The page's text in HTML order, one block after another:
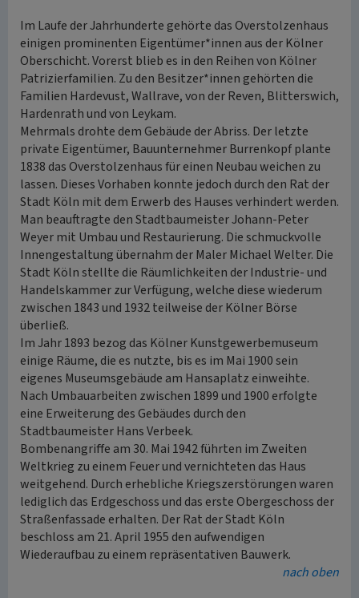
Im Laufe der Jahrhunderte gehörte das Overstolzenhaus
einigen prominenten Eigentümer*innen aus der Kölner
Oberschicht. Vorerst blieb es in den Reihen von Kölner
Patrizierfamilien. Zu den Besitzer*innen gehörten die
Familien Hardevust, Wallrave, von der Reven, Blitterswich,
Hardenrath und von Leykam.
Mehrmals drohte dem Gebäude der Abriss. Der letzte
private Eigentümer, Bauunternehmer Burrenkopf plante
1838 das Overstolzenhaus für einen Neubau weichen zu
lassen. Dieses Vorhaben konnte jedoch durch den Rat der
Stadt Köln mit dem Erwerb des Hauses verhindert werden.
Man beauftragte den Stadtbaumeister Johann-Peter
Weyer mit Umbau und Restaurierung. Die schmuckvolle
Innengestaltung übernahm der Maler Michael Welter. Die
Stadt Köln stellte die Räumlichkeiten der Industrie- und
Handelskammer zur Verfügung, welche diese wiederum
zwischen 1843 und 1932 teilweise der Kölner Börse
überließ.
Im Jahr 1893 bezog das Kölner Kunstgewerbemuseum
einige Räume, die es nutzte, bis es im Mai 1900 sein
eigenes Museumsgebäude am Hansaplatz einweihte.
Nach Umbauarbeiten zwischen 1899 und 1900 erfolgte
eine Erweiterung des Gebäudes durch den
Stadtbaumeister Hans Verbeek.
Bombenangriffe am 30. Mai 1942 führten im Zweiten
Weltkrieg zu einem Feuer und vernichteten das Haus
weitgehend. Durch erhebliche Kriegszerstörungen waren
lediglich das Erdgeschoss und das erste Obergeschoss der
Straßenfassade erhalten. Der Rat der Stadt Köln
beschloss am 21. April 1955 den aufwendigen
Wiederaufbau zu einem repräsentativen Bauwerk.
nach oben